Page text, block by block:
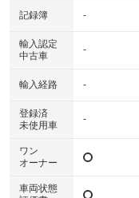
記録簿 -
輸入認定
中古車
-
輸入経路 -
登録済
未使用車
-
ワン
オーナー
車両状態